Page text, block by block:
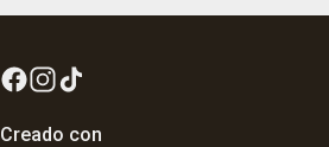
Creado con